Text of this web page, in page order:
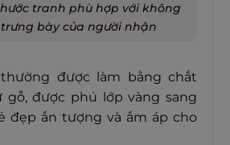
tranh phù hợp với không
bày của người nhận
được làm bằng chất
gỗ, được phủ lớp vàng sang
đẹp ấn tượng và ấm áp cho